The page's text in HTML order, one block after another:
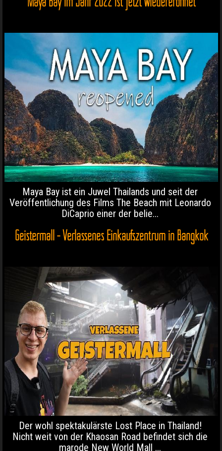
Maya Bay ist ein Juwel Thailands und seit der
Veröffentlichung des Films The Beach mit Leonardo
DiCaprio einer der belie...
Geistermall - Verlassenes Einkaufszentrum in Bangkok
Der wohl spektakulärste Lost Place in Thailand!
Nicht weit von der Khaosan Road befindet sich die
marode New World Mall ...